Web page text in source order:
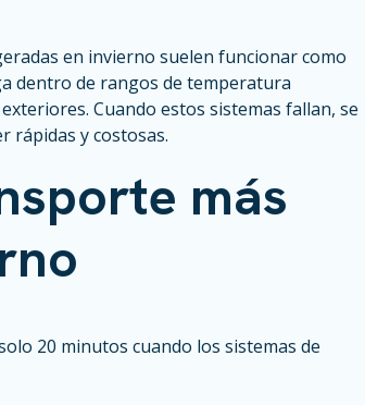
en invierno suelen funcionar como
dentro de rangos de temperatura
Cuando estos sistemas fallan, se
rápidas y costosas.
más
20 minutos cuando los sistemas de